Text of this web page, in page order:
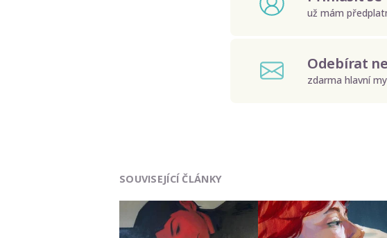
už mám
Odebírat
zdarma hlavní
SOUVISEJÍCÍ ČLÁNKY